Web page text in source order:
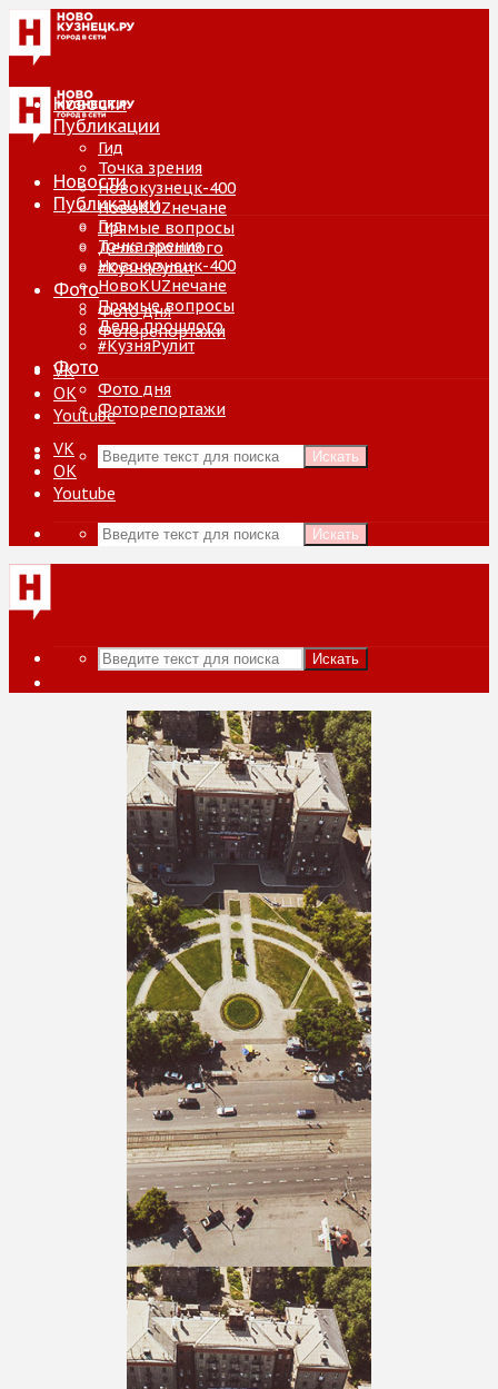
Новости
Публикации
Гид
Точка зрения
Новокузнецк-400
НовоKUZнечане
Прямые вопросы
Дело прошлого
#КузняРулит
Фото
Фото дня
Фоторепортажи
VK
ОК
Youtube
Искать
Новости
Публикации
Гид
Точка зрения
Новокузнецк-400
НовоKUZнечане
Прямые вопросы
Дело прошлого
#КузняРулит
Фото
Фото дня
Фоторепортажи
VK
ОК
Youtube
Искать
Искать